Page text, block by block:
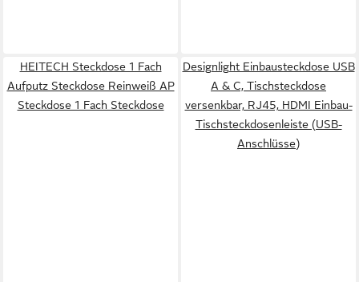
HEITECH Steckdose 1 Fach
Aufputz Steckdose Reinweiß AP
Steckdose 1 Fach Steckdose
Designlight Einbausteckdose USB
A & C, Tischsteckdose
versenkbar, RJ45, HDMI Einbau-
Tischsteckdosenleiste (USB-
Anschlüsse)